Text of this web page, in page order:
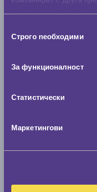
наСтрого nеобходими
За функционалност
Статистически
Маркетингови